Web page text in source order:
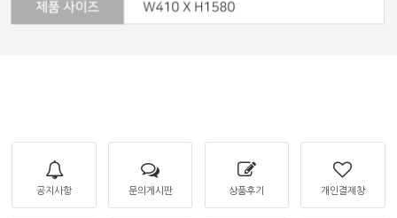
공지사항 문의게시판 상품후기 개인결제창